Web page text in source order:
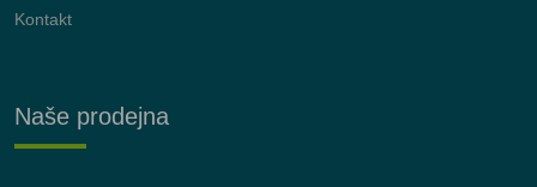
Kontakt
Naše prodejna